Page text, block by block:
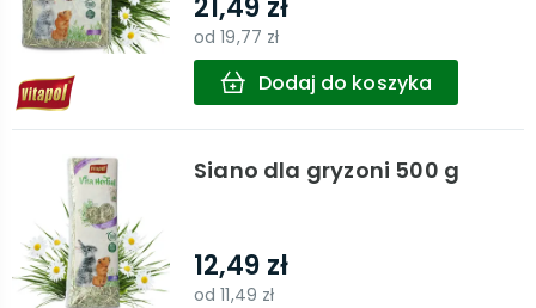
21,49 zł
od19,77 zł
Dodaj do koszyka
Siano dla gryzoni 500 g
12,49 zł
od11,49 zł